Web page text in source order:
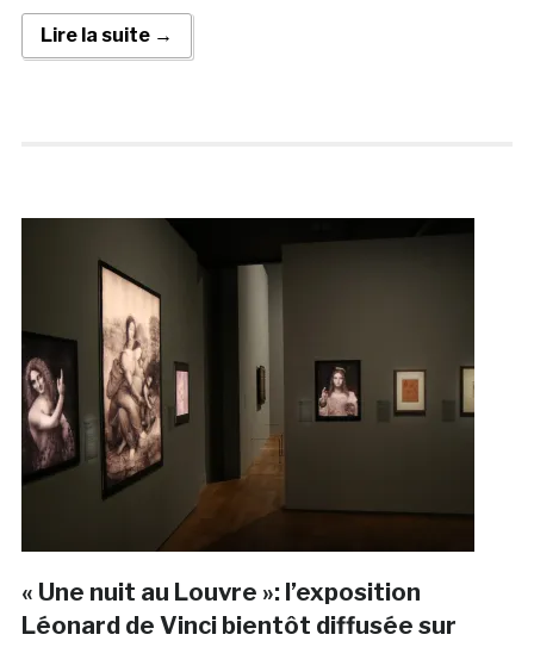
Lire la suite →
« Une nuit au Louvre »: l’exposition
Léonard de Vinci bientôt diffusée sur